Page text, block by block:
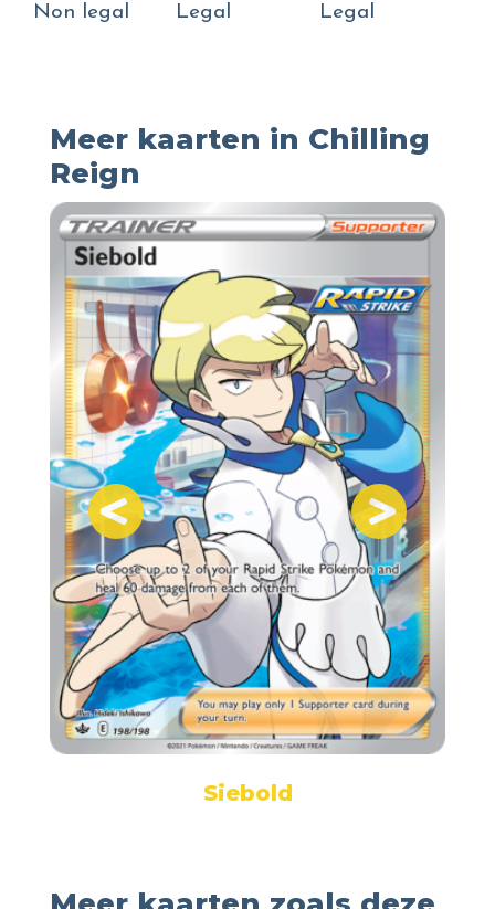
Non legal
Legal
Legal
Meer kaarten in Chilling
Reign
Siebold